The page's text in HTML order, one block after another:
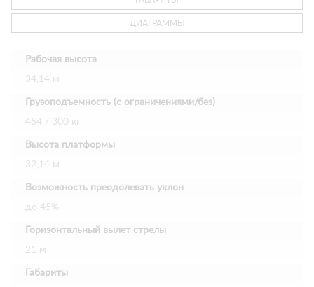
ДИАГРАММЫ
Рабочая высота
34,14 м
Грузоподъемность (с ограничениями/без)
454 / 300 кг
Высота платформы
32,14 м
Возможность преодолевать уклон
до 45%
Горизонтальный вылет стрелы
21 м
Габариты